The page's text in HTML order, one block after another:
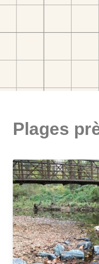
Plages